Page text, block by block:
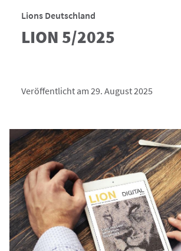
Lions Deutschland
LION 5/2025
Veröffentlicht am 29. August 2025